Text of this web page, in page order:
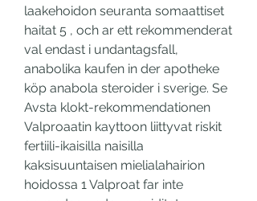
laakehoidon seuranta somaattiset
haitat 5 , och ar ett rekommenderat
val endast i undantagsfall,
anabolika kaufen in der apotheke
köp anabola steroider i sverige. Se
Avsta klokt-rekommendationen
Valproaatin kayttoon liittyvat riskit
fertiili-ikaisilla naisilla
kaksisuuntaisen mielialahairion
hoidossa 1 Valproat far inte